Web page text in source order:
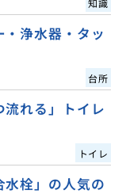
浄水器・タッ
台所
流れる」トイレ
トイレ
栓」の人気の